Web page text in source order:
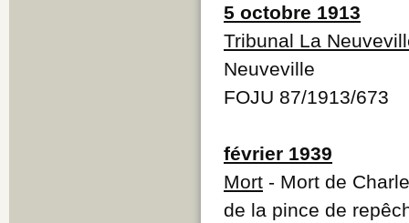
5 octobre 1913
Tribunal La
Neuveville
FOJU 87/1913/673
février 1939
Mort - Mort de
de la pince de